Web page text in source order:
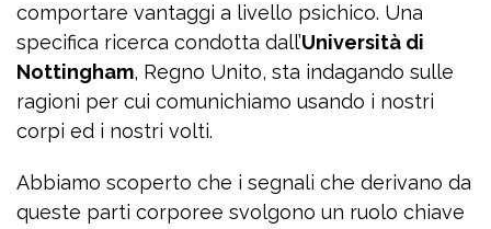
comportare vantaggi a livello psichico. Una
specifica ricerca condotta dall’Università di
Nottingham, Regno Unito, sta indagando sulle
ragioni per cui comunichiamo usando i nostri
corpi ed i nostri volti.
Abbiamo scoperto che i segnali che derivano da
queste parti corporee svolgono un ruolo chiave